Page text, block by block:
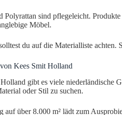
Polyrattan sind pflegeleicht.
Möbel.
du auf die Materialliste achten.
Kees Smit Holland
gibt es viele niederländische
oder Stil zu suchen.
auf über 8.000 m² lädt zum